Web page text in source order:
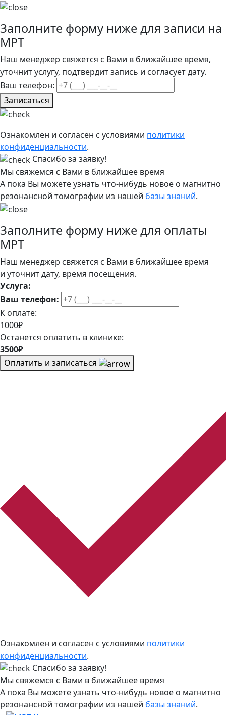
Заполните форму ниже для записи на
МРТ
Наш менеджер свяжется с Вами в ближайшее время,
уточнит услугу, подтвердит запись и согласует дату.
Ваш телефон:
Записаться
Ознакомлен и согласен с условиями политики
конфиденциальности.
Спасибо за заявку!
Мы свяжемся с Вами в ближайшее время
А пока Вы можете узнать что-нибудь новое о магнитно
резонансной томографии из нашей базы знаний.
Заполните форму ниже для оплаты
МРТ
Наш менеджер свяжется с Вами в ближайшее время
и уточнит дату, время посещения.
Услуга:
Ваш телефон:
К оплате:
1000₽
Останется оплатить в клинике:
3500₽
Оплатить и записаться
Ознакомлен и согласен с условиями политики
конфиденциальности.
Спасибо за заявку!
Мы свяжемся с Вами в ближайшее время
А пока Вы можете узнать что-нибудь новое о магнитно
резонансной томографии из нашей базы знаний.